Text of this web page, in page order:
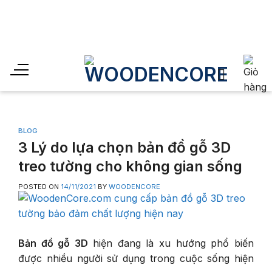
BLOG
3 Lý do lựa chọn bản đồ gỗ 3D
treo tường cho không gian sống
POSTED ON 14/11/2021 BY WOODENCORE
Bản đồ gỗ 3D hiện đang là xu hướng phổ biến
được nhiều người sử dụng trong cuộc sống hiện